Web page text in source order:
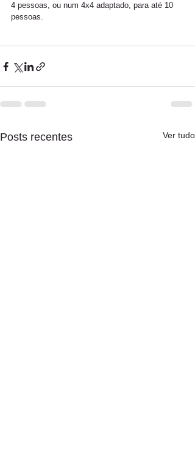
4 pessoas, ou num 4x4 adaptado, para até 10
pessoas.
Posts recentes Ver tudo